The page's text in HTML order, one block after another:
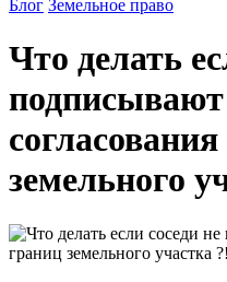
Блог Земельное право
Что делать
земельного